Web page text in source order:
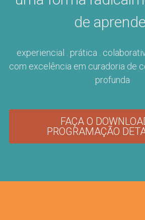
de
experiencial . prática .
com excelência em curadoria de
profunda
FAÇA O
PROGRAMAÇÃO